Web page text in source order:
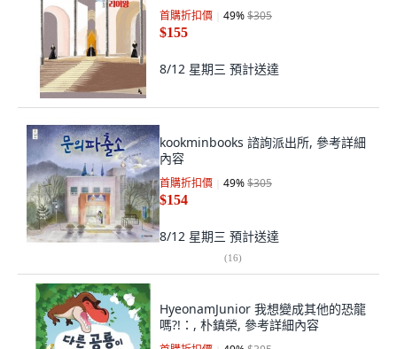
首購折扣價 49%$305
$155
8/12 星期三 預計送達
kookminbooks 諮詢派出所, 參考詳細
內容
首購折扣價 49%$305
$154
8/12 星期三 預計送達
(16)
HyeonamJunior 我想變成其他的恐龍
嗎?!：, 朴鎮榮, 參考詳細內容